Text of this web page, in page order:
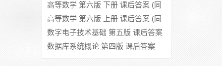
屈婉玲)
高等数学 第六版 下册 课后答案 (同
济大学数学系)
高等数学 第六版 上册 课后答案 (同
济大学数学系)
数字电子技术基础 第五版 课后答案
(阎石)
数据库系统概论 第四版 课后答案